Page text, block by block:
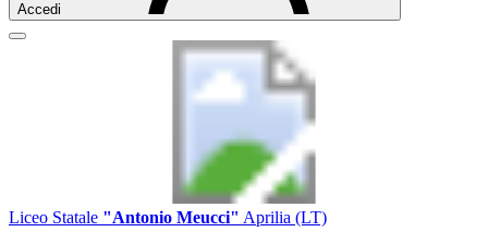
Accedi
Liceo Statale "Antonio Meucci" Aprilia (LT)